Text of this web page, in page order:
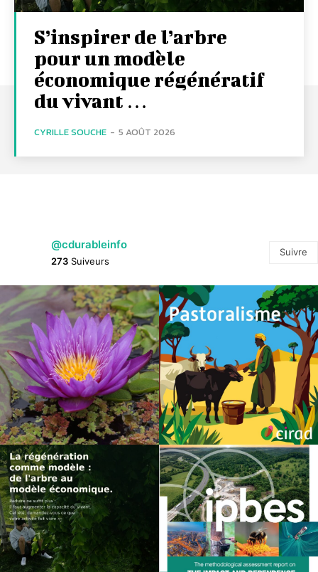
S’inspirer de l’arbre
pour un modèle
économique régénératif
du vivant …
CYRILLE SOUCHE - 5 AOÛT 2026
@cdurableinfo
273 Suiveurs
Suivre